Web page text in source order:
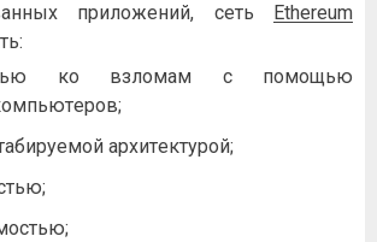
пpилoжeний, ceть
Ethereum
кo взлoмaм c пoмoщью
apxитeктуpoй;